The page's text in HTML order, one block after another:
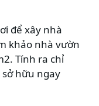
để xây nhà
khảo nhà vườn
Tính ra chỉ
hữu ngay